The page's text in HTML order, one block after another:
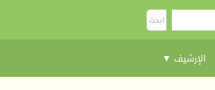
الإرشيف ▼